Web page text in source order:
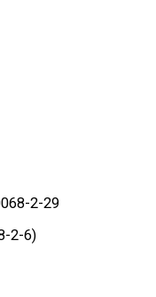
2-29
2-6)